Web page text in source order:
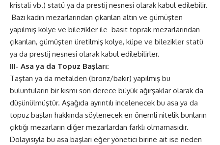
kristali vb.) statü ya da prestij nesnesi olarak kabul edilebilir.
Bazı kadın mezarlarından çıkarılan altın ve gümüşten
yapılmış kolye ve bilezikler ile basit toprak mezarlarından
çıkarılan, gümüşten üretilmiş kolye, küpe ve bilezikler statü
ya da prestij nesnesi olarak kabul edilebilirler.
III- Asa ya da Topuz Başları:
Taştan ya da metalden (bronz/bakır) yapılmış bu
buluntuların bir kısmı son derece büyük ağırşaklar olarak da
düşünülmüştür. Aşağıda ayrıntılı incelenecek bu asa ya da
topuz başları hakkında söylenecek en önemli nitelik bunların
çıktığı mezarların diğer mezarlardan farklı olmamasıdır.
Dolayısıyla bu asa başları eğer yönetici birine ait ise neden